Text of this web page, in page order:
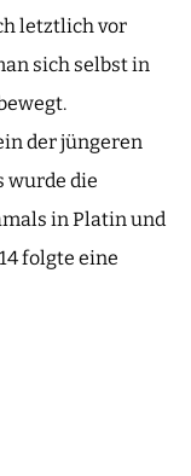
letztlich vor
sich selbst in
der jüngeren
wurde die
in Platin und
folgte eine